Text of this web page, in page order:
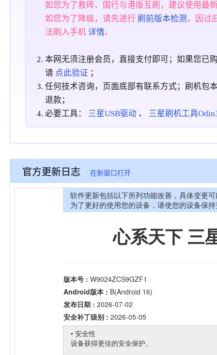
如您为了救砖、国行与港版互刷，建议使用最
如您为了降级，请先进行 刷前版本检测 ，因过
法刷入手机详情。
本网无须注册会员，直接支付即可；如果您已
请 点此验证 ；
任何技术咨询，页面底部有联系方式；刷机包
退款；
必要工具： 三星USB驱动 、 三星刷机工具
官方更新日志 在新窗口打开